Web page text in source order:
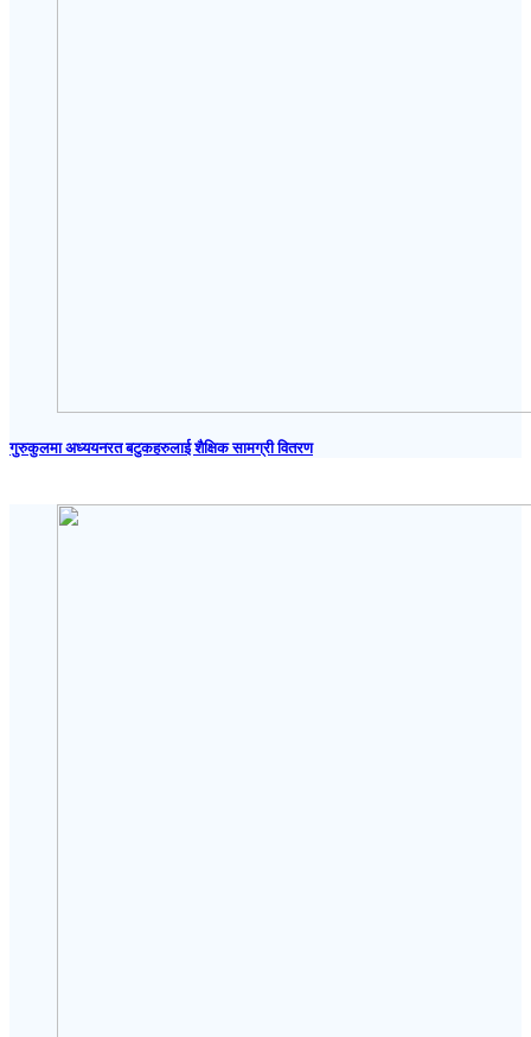
गुरुकुलमा अध्ययनरत बटुकहरुलाई शैक्षिक सामग्री वितरण